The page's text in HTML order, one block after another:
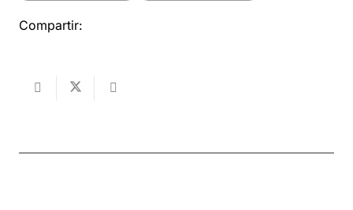
Compartir: